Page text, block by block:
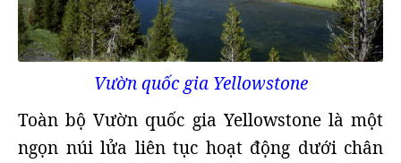
Vườn quốc gia Yellowstone
Toàn bộ Vườn quốc gia Yellowstone là một
ngọn núi lửa liên tục hoạt động dưới chân